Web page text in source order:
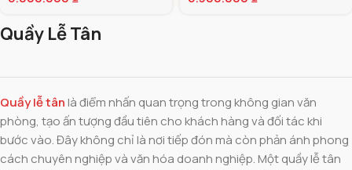
Quầy Lễ Tân
Quầy lễ tân là điểm nhấn quan trọng trong không gian văn
phòng, tạo ấn tượng đầu tiên cho khách hàng và đối tác khi
bước vào. Đây không chỉ là nơi tiếp đón mà còn phản ánh phong
cách chuyên nghiệp và văn hóa doanh nghiệp. Một quầy lễ tân